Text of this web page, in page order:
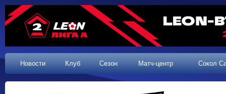
Новости Клуб Сезон Матч-центр Сокол